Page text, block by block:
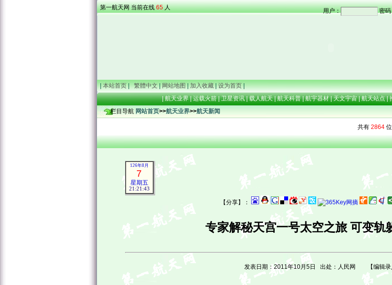
第一航天网 当前在线 65 人 用户： 密
| 本站首页 | 繁體中文 | 网站地图 | 加入收藏 | 设为首页 |
| 航天业界| 运载火箭| 卫星资讯| 载人航天| 航天科普| 航宇器材| 天文宇宙| 航天站点|
栏目导航 网站首页>>航天业界>>航天新闻
共有 2864
126年8月
7
星期五
21:21:43
【分享】：
专家解秘天宫一号太空之旅 可变轨
发表日期：2011年10月5日 出处：人民网 【编辑录